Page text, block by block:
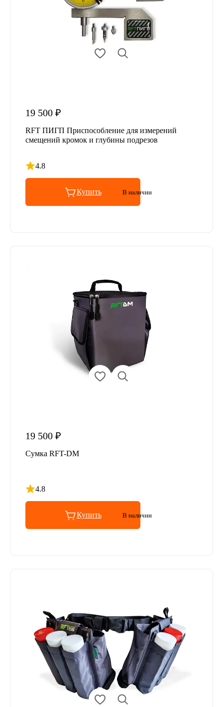
19 500 ₽
RFT ПИГП Приспособление для измерений
смещений кромок и глубины подрезов
4.8
Рейтинг 4.8 из 5
Купить В наличии
19 500 ₽
Сумка RFT-DM
4.8
Рейтинг 4.8 из 5
Купить В наличии